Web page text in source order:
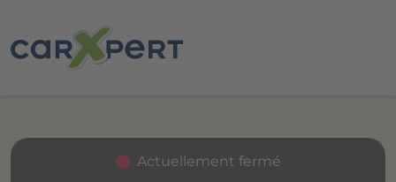
Actuellement fermé